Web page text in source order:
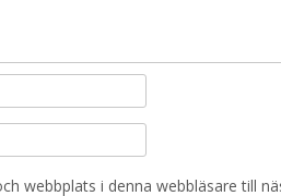
webbplats i denna webbläsare till